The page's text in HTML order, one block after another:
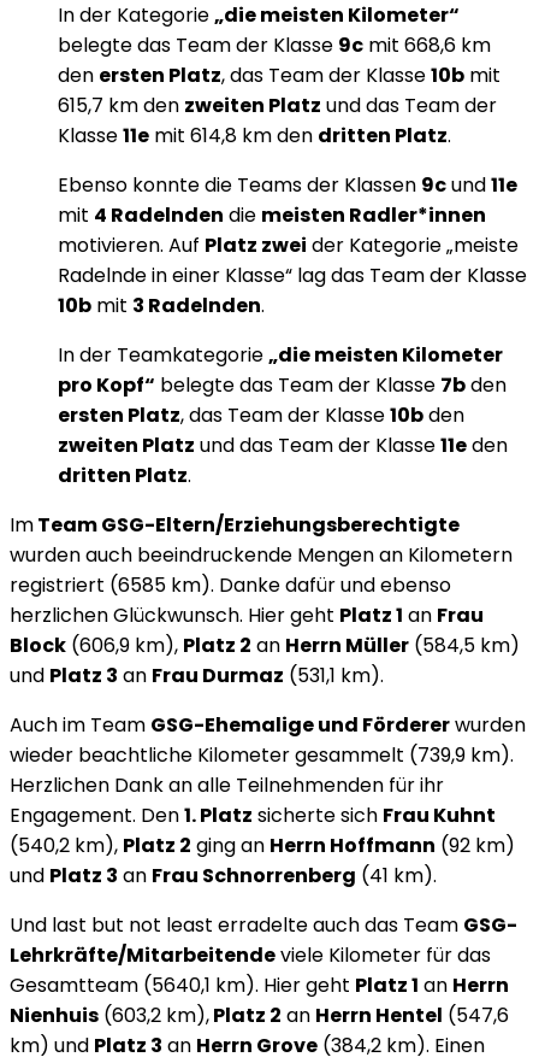
In der Kategorie„die meisten Kilometer“
belegte das Team der Klasse 9c mit 668,6 km
den ersten Platz, das Team der Klasse10b mit
615,7 km den zweiten Platz und das Team der
Klasse11e mit 614,8 km den dritten Platz.
Ebenso konnte die Teams der Klassen 9cund11e
mit 4 Radelnden die meisten Radler*innen
motivieren. Auf Platz zwei der Kategorie „meiste
Radelnde in einer Klasse“ lag das Team der Klasse
10b mit 3 Radelnden.
In der Teamkategorie„die meisten Kilometer
pro Kopf“ belegte das Team der Klasse 7bden
ersten Platz, das Team der Klasse10bden
zweiten Platz und das Team der Klasse11eden
dritten Platz.
ImTeam GSG-Eltern/Erziehungsberechtigte
wurden auch beeindruckende Mengen an Kilometern
registriert (6585 km). Danke dafür und ebenso
herzlichen Glückwunsch. Hier geht Platz 1 an Frau
Block (606,9 km), Platz 2 an Herrn Müller (584,5 km)
und Platz 3 an Frau Durmaz (531,1 km).
Auch im Team GSG-Ehemalige und Fördererwurden
wieder beachtliche Kilometer gesammelt (739,9 km).
Herzlichen Dank an alle Teilnehmenden für ihr
Engagement. Den1. Platz sicherte sich Frau Kuhnt
(540,2 km), Platz 2 ging an Herrn Hoffmann (92 km)
und Platz 3 an Frau Schnorrenberg (41 km).
Und last but not least erradelte auch das Team GSG-
Lehrkräfte/Mitarbeitendeviele Kilometer für das
Gesamtteam (5640,1 km). Hier geht Platz 1 an Herrn
Nienhuis (603,2 km),Platz 2 an Herrn Hentel (547,6
km) und Platz 3 an Herrn Grove (384,2 km). Einen